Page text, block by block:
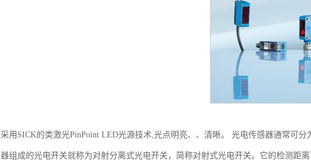
采用SICK的类激光PinPoint LED光源技术,光点明亮、、清晰。 光电传感器通常可
器组成的光电开关就称为对射分离式光电开关，简称对射式光电开关。它的检测距